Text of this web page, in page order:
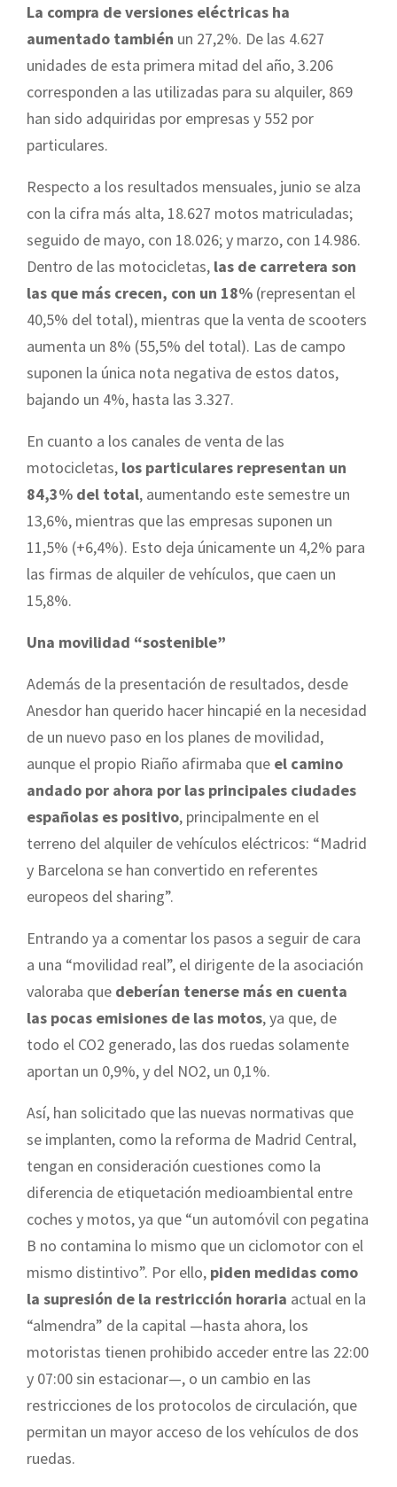
La compra de versiones eléctricas ha
aumentado también un 27,2%. De las 4.627
unidades de esta primera mitad del año, 3.206
corresponden a las utilizadas para su alquiler, 869
han sido adquiridas por empresas y 552 por
particulares.
Respecto a los resultados mensuales, junio se alza
con la cifra más alta, 18.627 motos matriculadas;
seguido de mayo, con 18.026; y marzo, con 14.986.
Dentro de las motocicletas, las de carretera son
las que más crecen, con un 18% (representan el
40,5% del total), mientras que la venta de scooters
aumenta un 8% (55,5% del total). Las de campo
suponen la única nota negativa de estos datos,
bajando un 4%, hasta las 3.327.
En cuanto a los canales de venta de las
motocicletas, los particulares representan un
84,3% del total, aumentando este semestre un
13,6%, mientras que las empresas suponen un
11,5% (+6,4%). Esto deja únicamente un 4,2% para
las firmas de alquiler de vehículos, que caen un
15,8%.
Una movilidad “sostenible”
Además de la presentación de resultados, desde
Anesdor han querido hacer hincapié en la necesidad
de un nuevo paso en los planes de movilidad,
aunque el propio Riaño afirmaba que el camino
andado por ahora por las principales ciudades
españolas es positivo, principalmente en el
terreno del alquiler de vehículos eléctricos: “Madrid
y Barcelona se han convertido en referentes
europeos del sharing”.
Entrando ya a comentar los pasos a seguir de cara
a una “movilidad real”, el dirigente de la asociación
valoraba que deberían tenerse más en cuenta
las pocas emisiones de las motos, ya que, de
todo el CO2 generado, las dos ruedas solamente
aportan un 0,9%, y del NO2, un 0,1%.
Así, han solicitado que las nuevas normativas que
se implanten, como la reforma de Madrid Central,
tengan en consideración cuestiones como la
diferencia de etiquetación medioambiental entre
coches y motos, ya que “un automóvil con pegatina
B no contamina lo mismo que un ciclomotor con el
mismo distintivo”. Por ello, piden medidas como
la supresión de la restricción horaria actual en la
“almendra” de la capital —hasta ahora, los
motoristas tienen prohibido acceder entre las 22:00
y 07:00 sin estacionar—, o un cambio en las
restricciones de los protocolos de circulación, que
permitan un mayor acceso de los vehículos de dos
ruedas.